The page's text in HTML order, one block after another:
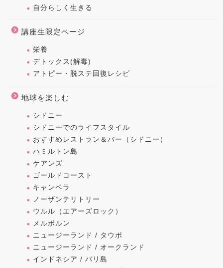
自分らしく生きる
講座生限定ページ
栄養
デトックス(解毒)
アトピー・脱ステ回復レシピ
地球を楽しむ
シドニー
シドニーでのライフスタイル
おすすめレストラン＆バー（シドニー）
ハミルトン島
ケアンズ
ゴールドコースト
キャンベラ
ノーザンテリトリー
ウルル（エアーズロック）
メルボルン
ニュージーランド / タウポ
ニュージーランド / オークランド
インドネシア / バリ島